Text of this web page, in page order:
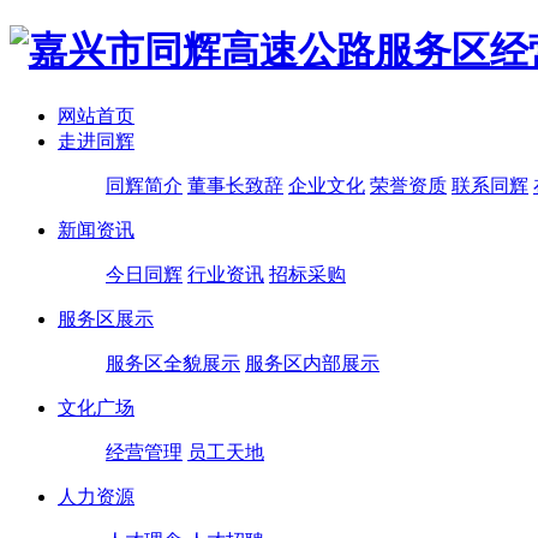
网站首页
走进同辉
同辉简介 董事长致辞 企业文化 荣誉资质 联系同辉
新闻资讯
今日同辉 行业资讯 招标采购
服务区展示
服务区全貌展示 服务区内部展示
文化广场
经营管理 员工天地
人力资源